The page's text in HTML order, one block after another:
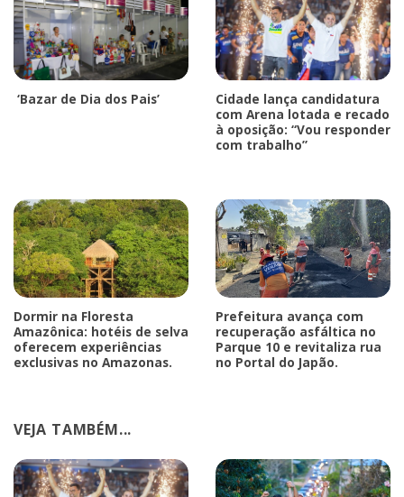
‘Bazar de Dia dos Pais’
Cidade lança candidatura
com Arena lotada e recado
à oposição: “Vou responder
com trabalho”
Dormir na Floresta
Amazônica: hotéis de selva
oferecem experiências
exclusivas no Amazonas.
Prefeitura avança com
recuperação asfáltica no
Parque 10 e revitaliza rua
no Portal do Japão.
VEJA TAMBÉM...